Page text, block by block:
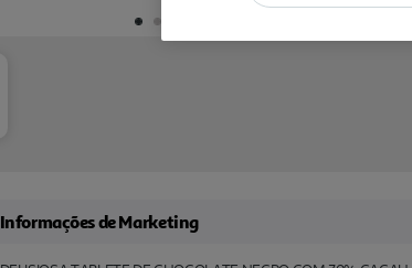
Informações de Marketing